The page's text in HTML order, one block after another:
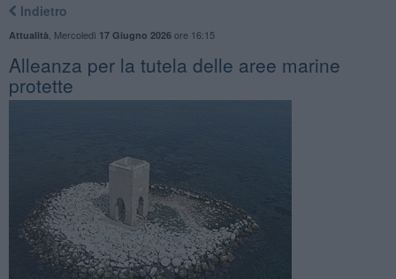
Indietro
Attualità Mercoledì 17 Giugno 2026ore 16:15
Alleanza per la tutela delle aree marine
protette